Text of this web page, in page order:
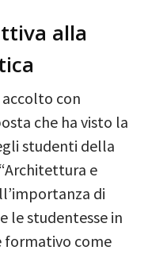
alla
con
che ha visto la
studenti della
e
di
le studentesse in
formativo come